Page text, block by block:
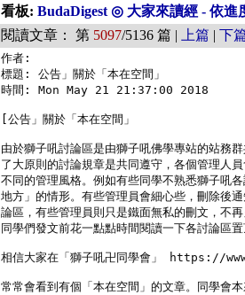
看板: BudaDigest ◎ 大家來讀經 - 依進
閱讀文章： 第 5097/5136 篇 | 上篇 | 下
作者:
標題: 公告」關於「本在空間」
時間: Mon May 21 21:37:00 2018
[公告」關於「本在空間」
由於獅子吼討論區是由獅子吼佛學專站的站務
了大原則的討論規章是共同遵守，各個管理人
不同的管理風格。例如有些同學不熟悉獅子吼
地方」的情形。有些管理員會細心些，刪除後
論區，有些管理員則只是鐵面無私的刪文，不
同學們發文前花一點點時間閱讀一下各討論區
相信大家在「獅子吼卍同學會」 https://
常常會看到有個「本在空間」的文章。同學會